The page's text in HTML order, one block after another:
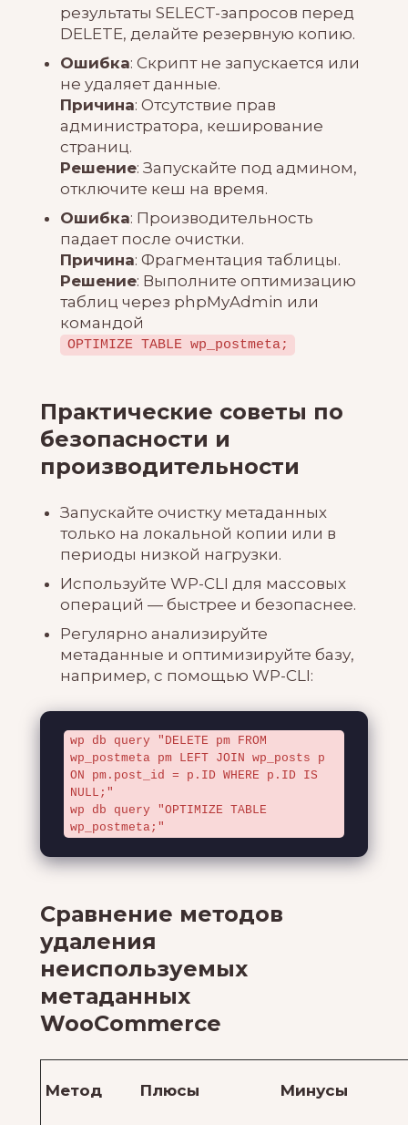
результаты SELECT-запросов перед
DELETE, делайте резервную копию.
Ошибка: Скрипт не запускается или
не удаляет данные.
Причина: Отсутствие прав
администратора, кеширование
страниц.
Решение: Запускайте под админом,
отключите кеш на время.
Ошибка: Производительность
падает после очистки.
Причина: Фрагментация таблицы.
Решение: Выполните оптимизацию
таблиц через phpMyAdmin или
командой
OPTIMIZE TABLE wp_postmeta;
Практические советы по
безопасности и
производительности
Запускайте очистку метаданных
только на локальной копии или в
периоды низкой нагрузки.
Используйте WP-CLI для массовых
операций — быстрее и безопаснее.
Регулярно анализируйте
метаданные и оптимизируйте базу,
например, с помощью WP-CLI:
wp db query "DELETE pm FROM
wp_postmeta pm LEFT JOIN wp_posts p
ON pm.post_id = p.ID WHERE p.ID IS
NULL;"
wp db query "OPTIMIZE TABLE
wp_postmeta;"
Сравнение методов
удаления
неиспользуемых
метаданных
WooCommerce
Метод Плюсы Минусы